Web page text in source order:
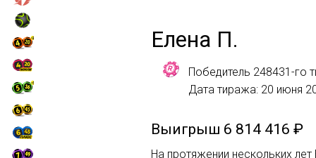
Елена П.
Победитель 248431-го
Дата тиража: 20 июня
Выигрыш 6 814 416 ₽
На протяжении нескольких